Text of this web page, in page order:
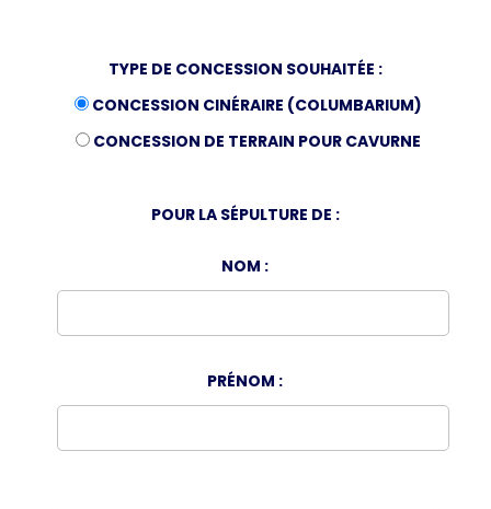
TYPE DE CONCESSION SOUHAITÉE :
CONCESSION CINÉRAIRE (COLUMBARIUM)
CONCESSION DE TERRAIN POUR CAVURNE
POUR LA SÉPULTURE DE :
NOM :
PRÉNOM :